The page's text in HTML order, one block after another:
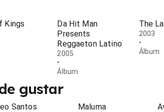
Kings
Da Hit Man
Presents
Reggaeton Latino
2005
•
Álbum
The
2003
•
Álbum
gustar
Santos Maluma